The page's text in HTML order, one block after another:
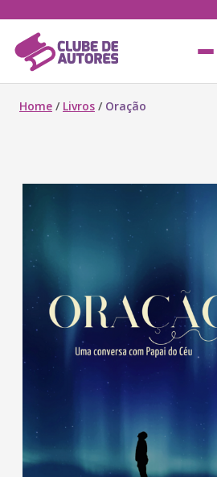
Home / Livros / Oração